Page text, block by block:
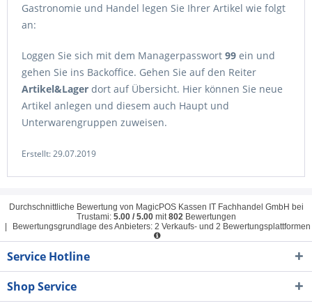
Gastronomie und Handel legen Sie Ihrer Artikel wie folgt
an:
Loggen Sie sich mit dem Managerpasswort 99 ein und
gehen Sie ins Backoffice. Gehen Sie auf den Reiter
Artikel&Lager dort auf Übersicht. Hier können Sie neue
Artikel anlegen und diesem auch Haupt und
Unterwarengruppen zuweisen.
Erstellt:29.07.2019
Durchschnittliche Bewertung von MagicPOS Kassen IT Fachhandel GmbH bei
Trustami: 5.00/ 5.00mit802 Bewertungen
Bewertungsgrundlage des Anbieters: 2 Verkaufs- und 2 Bewertungsplattformen
Service Hotline
Shop Service